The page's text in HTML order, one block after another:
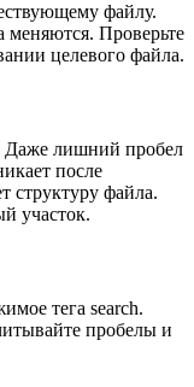
файлу.
меняются. Проверьте
целевого файла.
Даже лишний пробел
после
структуру файла.
участок.
тега search.
пробелы и